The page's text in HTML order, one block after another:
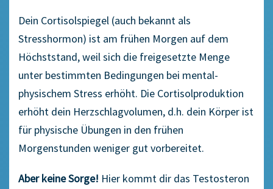
Dein Cortisolspiegel (auch bekannt als
Stresshormon) ist am frühen Morgen auf dem
Höchststand, weil sich die freigesetzte Menge
unter bestimmten Bedingungen bei mental-
physischem Stress erhöht. Die Cortisolproduktion
erhöht dein Herzschlagvolumen, d.h. dein Körper ist
für physische Übungen in den frühen
Morgenstunden weniger gut vorbereitet.
Aber keine Sorge! Hier kommt dir das Testosteron